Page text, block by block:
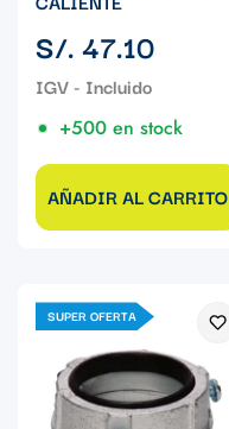
Precio
regular
S/. 47.10
+500 en stock
AÑADIR AL CARRITO
SUPER OFERTA